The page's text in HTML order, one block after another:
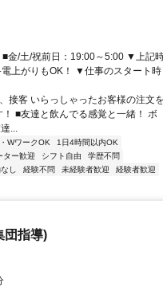
金/土/祝前日：19:00～5:00 ▼上記
上がりもOK！ ▼仕事のスタート時
接客 いらっしゃったお客様の注文を
■友達と飲んでる感覚と一緒！ ボ
...
WワークOK
1日4時間以内OK
ター歓迎 シフト自由
学歴不問
し 経験不問 未経験者歓迎
経験者歓迎
団指導)